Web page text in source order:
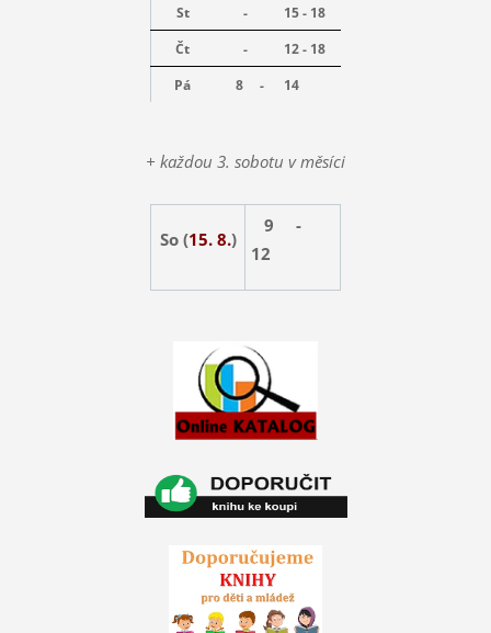
St
-
15 - 18
Čt
-
12 - 18
Pá
8 - 14
+ každou 3. sobotu v měsíci
So (15. 8.)
9 -
12